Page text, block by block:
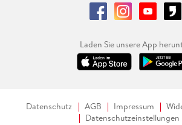
Laden Sie unsere App
Datenschutz AGB Impressum
Datenschutzeinstellungen